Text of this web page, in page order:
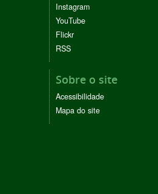
Instagram
YouTube
Flickr
RSS
Sobre o site
Acessibilidade
Mapa do site